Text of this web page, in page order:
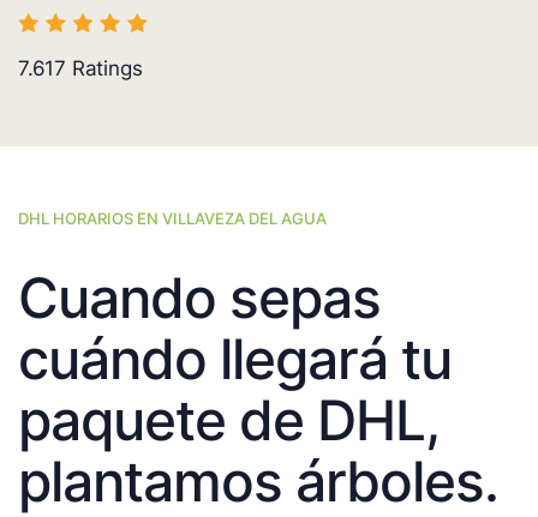
7.617 Ratings
DHL HORARIOS EN VILLAVEZA DEL AGUA
Cuando sepas
cuándo llegará tu
paquete de DHL,
plantamos árboles.